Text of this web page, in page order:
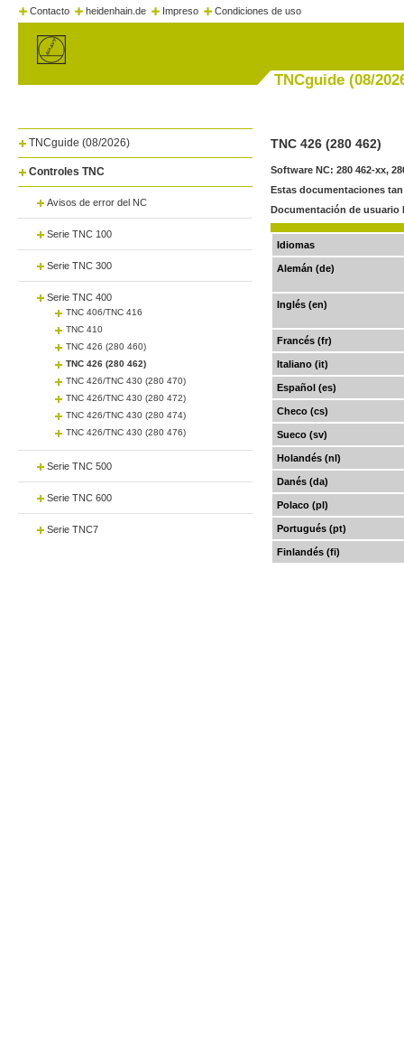
Contacto heidenhain.de Impreso Condiciones de uso
TNCguide (08/
TNCguide (08/2026)
Controles TNC
Avisos de error del NC
Serie TNC 100
Serie TNC 300
Serie TNC 400
TNC 406/TNC 416
TNC 410
TNC 426 (280 460)
TNC 426 (280 462)
TNC 426/TNC 430 (280 470)
TNC 426/TNC 430 (280 472)
TNC 426/TNC 430 (280 474)
TNC 426/TNC 430 (280 476)
Serie TNC 500
Serie TNC 600
Serie TNC7
TNC 426 (280 462)
Software NC: 280 462-xx,
Estas documentaciones
Documentación de usuario
Idiomas
Alemán (de)
Inglés (en)
Francés (fr)
Italiano (it)
Español (es)
Checo (cs)
Sueco (sv)
Holandés (nl)
Danés (da)
Polaco (pl)
Portugués (pt)
Finlandés (fi)